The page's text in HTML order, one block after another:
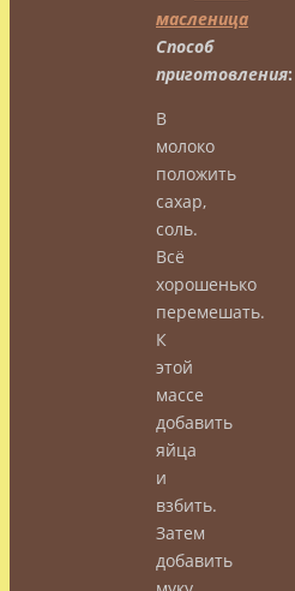
Способ
приготовления:
В
молоко
положить
сахар,
соль.
Всё
хорошенько
перемешать.
К
этой
массе
добавить
яйца
и
взбить.
Затем
добавить